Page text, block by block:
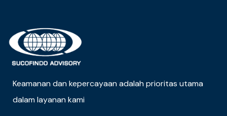
Keamanan dan kepercayaan adalah prioritas utama
dalam layanan kami